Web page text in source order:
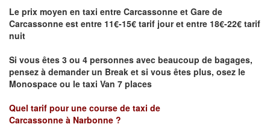
Le prix moyen en taxi entre Carcassonne et Gare de
Carcassonne est entre 11€-15€ tarif jour et entre 18€-22€ tarif
nuit
Si vous êtes 3 ou 4 personnes avec beaucoup de bagages,
pensez à demander un Break et si vous êtes plus, osez le
Monospace ou le taxi Van 7 places
Quel tarif pour une course de taxi de
Carcassonne à Narbonne ?